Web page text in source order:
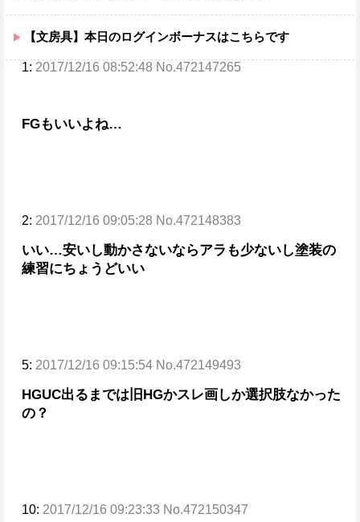
【文房具】本日のログインボーナスはこちらです
1: 2017/12/16 08:52:48 No.472147265
FGもいいよね…
2: 2017/12/16 09:05:28 No.472148383
いい…安いし動かさないならアラも少ないし塗装の
練習にちょうどいい
5: 2017/12/16 09:15:54 No.472149493
HGUC出るまでは旧HGかスレ画しか選択肢なかった
の？
10: 2017/12/16 09:23:33 No.472150347